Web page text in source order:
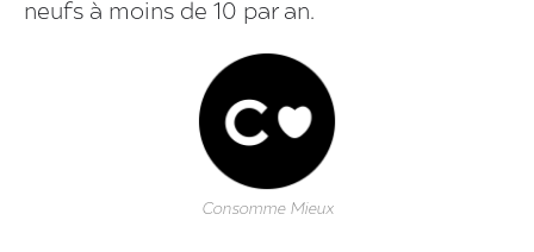
neufs à moins de 10 par an.
Consomme Mieux